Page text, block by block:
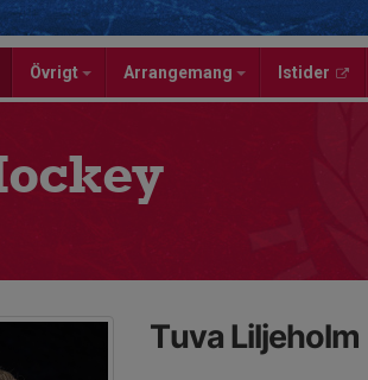
Övrigt Arrangemang Istider
Tuva Liljeholm